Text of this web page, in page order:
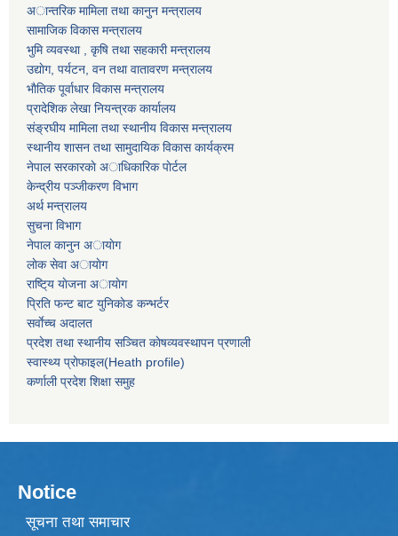
अान्तरिक मामिला तथा कानुन मन्त्रालय
सामाजिक विकास मन्त्रालय
भुमि व्यवस्था , कृषि तथा सहकारी मन्त्रालय
उद्याेग, पर्यटन, वन तथा वातावरण मन्त्रालय
भाैतिक पूर्वाधार विकास मन्त्रालय
प्रादेशिक लेखा नियन्त्रक कार्यालय
संङ्रघीय मामिला तथा स्थानीय विकास मन्त्रालय
स्थानीय शासन तथा सामुदायिक विकास कार्यक्रम
नेपाल सरकारकाे अाधिकारिक पाेर्टल
केन्द्रीय पञ्जीकरण विभाग
अर्थ मन्त्रालय
सुचना विभाग
नेपाल कानुन अायाेग
लाेक सेवा अायाेग
राष्टि्य याेजना अायाेग
प्रिति फन्ट बाट युनिकाेड कन्भर्टर
सर्वाेच्च अदालत
प्रदेश तथा स्थानीय सञ्चित काेषव्यवस्थापन प्रणाली
स्वास्थ्य प्राेफाइल(Heath profile)
कर्णाली प्रदेश शिक्षा समुह
Notice
सूचना तथा समाचार